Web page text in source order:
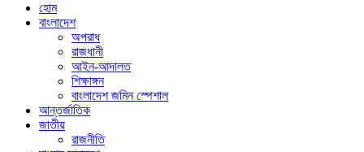
হোম
বাংলাদেশ
অপরাধ
রাজধানী
আইন-আদালত
শিক্ষাঙ্গন
বাংলাদেশ জমিন স্পেশাল
আন্তর্জাতিক
জাতীয়
রাজনীতি